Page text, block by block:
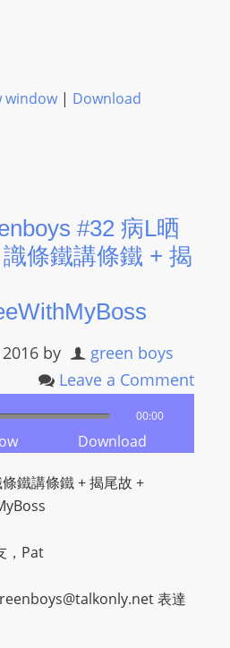
window| Download
#32 病L晒
條鐵講條鐵 + 揭
by
green boys
Leave a Comment
00:00
Download
鐵講條鐵 + 揭尾故 +
，Pat
表達